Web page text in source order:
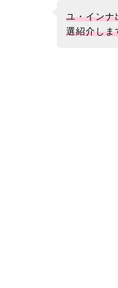
ユ・インナ
選紹介しま